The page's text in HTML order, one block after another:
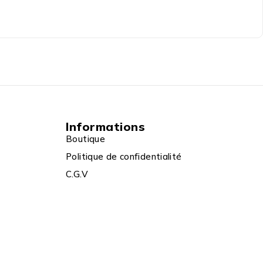
Informations
Boutique
Politique de confidentialité
C.G.V